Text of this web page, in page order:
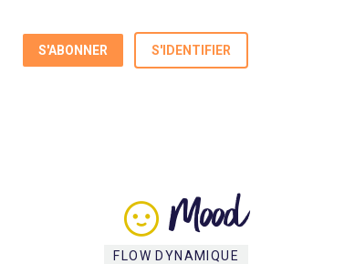
S'ABONNER S'IDENTIFIER
Mood
FLOW DYNAMIQUE